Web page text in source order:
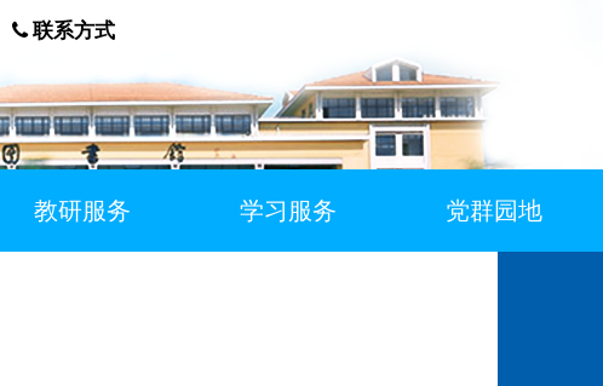
联系方式
教研服务 学习服务 党群园地